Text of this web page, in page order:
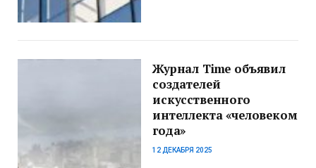
Журнал Time объявил
создателей
искусственного
интеллекта «человеком
года»
12 ДЕКАБРЯ 2025